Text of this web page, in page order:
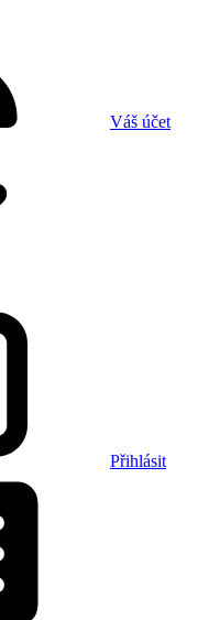
Váš účet
Přihlásit